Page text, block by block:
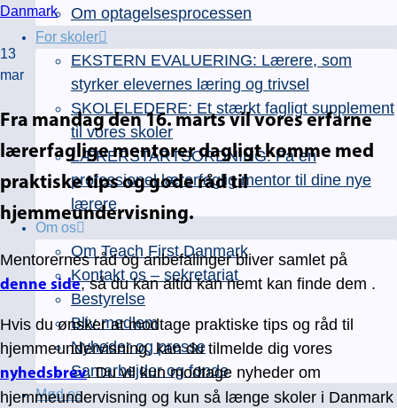
Om optagelsesprocessen
For skoler
EKSTERN EVALUERING: Lærere, som
styrker elevernes læring og trivsel
SKOLELEDERE: Et stærkt fagligt supplement
til vores skoler
LÆRERSTARTSORDNING: Få en
professionel lærerfaglig mentor til dine nye
lærere
Om os
Om Teach First Danmark
Kontakt os – sekretariat
Bestyrelse
Bliv medlem
Nyheder og presse
Samarbejder og fonde
Mød os
Danmark
13
mar
Fra mandag den 16. marts vil vores erfarne
lærerfaglige mentorer dagligt komme med
praktiske tips og gode råd til
hjemmeundervisning.
Mentorernes råd og anbefalinger bliver samlet på
denne side, så du kan altid kan nemt kan finde dem .
Hvis du ønsker at modtage praktiske tips og råd til
hjemmeundervisning, kan du tilmelde dig vores
nyhedsbrev. Du vil kun modtage nyheder om
hjemmeundervisning og kun så længe skoler i Danmark